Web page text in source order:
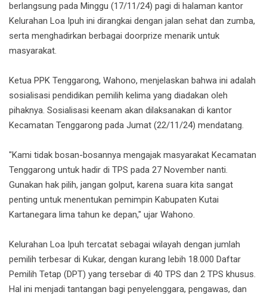
berlangsung pada Minggu (17/11/24) pagi di halaman kantor
Kelurahan Loa Ipuh ini dirangkai dengan jalan sehat dan zumba,
serta menghadirkan berbagai doorprize menarik untuk
masyarakat.
Ketua PPK Tenggarong, Wahono, menjelaskan bahwa ini adalah
sosialisasi pendidikan pemilih kelima yang diadakan oleh
pihaknya. Sosialisasi keenam akan dilaksanakan di kantor
Kecamatan Tenggarong pada Jumat (22/11/24) mendatang.
"Kami tidak bosan-bosannya mengajak masyarakat Kecamatan
Tenggarong untuk hadir di TPS pada 27 November nanti.
Gunakan hak pilih, jangan golput, karena suara kita sangat
penting untuk menentukan pemimpin Kabupaten Kutai
Kartanegara lima tahun ke depan," ujar Wahono.
Kelurahan Loa Ipuh tercatat sebagai wilayah dengan jumlah
pemilih terbesar di Kukar, dengan kurang lebih 18.000 Daftar
Pemilih Tetap (DPT) yang tersebar di 40 TPS dan 2 TPS khusus.
Hal ini menjadi tantangan bagi penyelenggara, pengawas, dan